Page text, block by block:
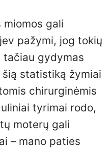
miomos gali
pažymi, jog tokių
gydymas
statistiką žymiai
chirurginėmis
tyrimai rodo,
moterų gali
– mano paties